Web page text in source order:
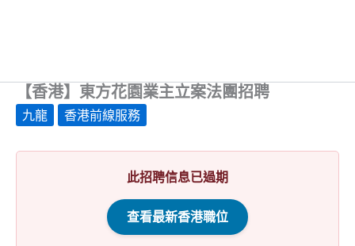
【香港】東方花園業主立案法團招聘
九龍 香港前線服務
此招聘信息已過期
查看最新香港職位